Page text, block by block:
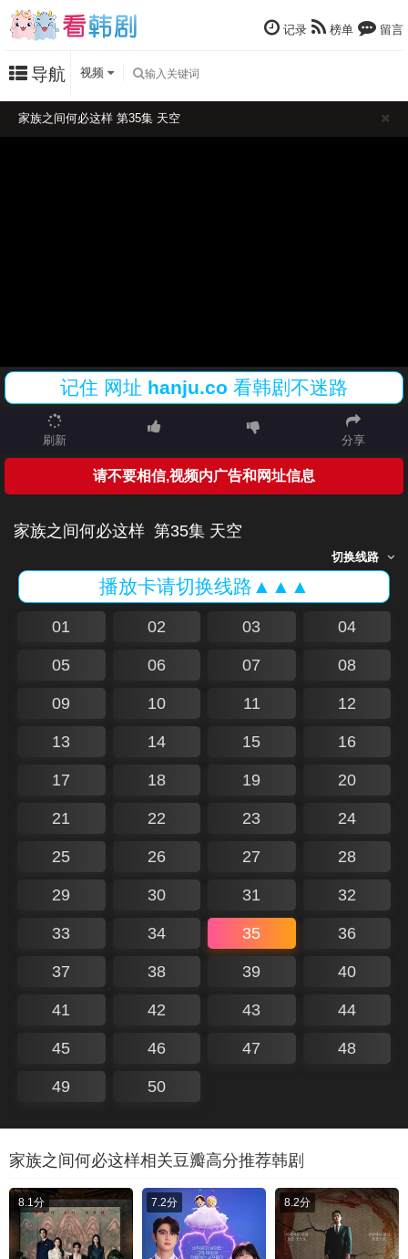
记录 榜单 留言
导航 视频
家族之间何必这样 第35集 天空
记住 网址 hanju.co 看韩剧不迷路
刷新 分享
请不要相信,视频内广告和网址信息
家族之间何必这样 第35集 天空
切换线路
播放卡请切换线路▲▲▲
01 02 03 04
05 06 07 08
09 10 11 12
13 14 15 16
17 18 19 20
21 22 23 24
25 26 27 28
29 30 31 32
33 34 35 36
37 38 39 40
41 42 43 44
45 46 47 48
49 50
家族之间何必这样相关豆瓣高分推荐韩剧
8.1分 7.2分 8.2分